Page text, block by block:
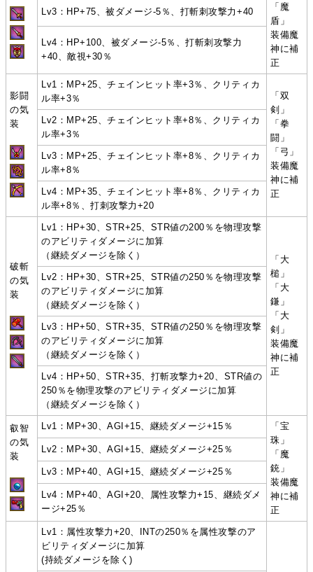
「魔
盾」
装備魔
神に補
正
Lv3：HP+75、被ダメージ-5％、打斬刺攻撃力+40
Lv4：HP+100、被ダメージ-5％、打斬刺攻撃力
+40、敵視+30％
影闘
の気
装
Lv1：MP+25、チェインヒット率+3％、クリティカ
ル率+3％
「双
剣」
「拳
闘」
「弓」
装備魔
神に補
正
Lv2：MP+25、チェインヒット率+8％、クリティカ
ル率+3％
Lv3：MP+25、チェインヒット率+8％、クリティカ
ル率+8％
Lv4：MP+35、チェインヒット率+8％、クリティカ
ル率+8％、打刺攻撃力+20
破斬
の気
装
Lv1：HP+30、STR+25、STR値の200％を物理攻撃
のアビリティダメージに加算
（継続ダメージを除く）
「大
槌」
「大
鎌」
「大
剣」
装備魔
神に補
正
Lv2：HP+30、STR+25、STR値の250％を物理攻撃
のアビリティダメージに加算
（継続ダメージを除く）
Lv3：HP+50、STR+35、STR値の250％を物理攻撃
のアビリティダメージに加算
（継続ダメージを除く）
Lv4：HP+50、STR+35、打斬攻撃力+20、STR値の
250％を物理攻撃のアビリティダメージに加算
（継続ダメージを除く）
叡智
の気
装
Lv1：MP+30、AGI+15、継続ダメージ+15％
「宝
珠」
「魔
銃」
装備魔
神に補
正
Lv2：MP+30、AGI+15、継続ダメージ+25％
Lv3：MP+40、AGI+15、継続ダメージ+25％
Lv4：MP+40、AGI+20、属性攻撃力+15、継続ダメ
ージ+25％
Lv1：属性攻撃力+20、INTの250％を属性攻撃のア
ビリティダメージに加算
(持続ダメージを除く)